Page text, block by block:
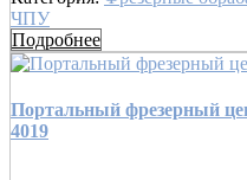
ЧПУ
Подробнее
Портальный фрезерный
4019